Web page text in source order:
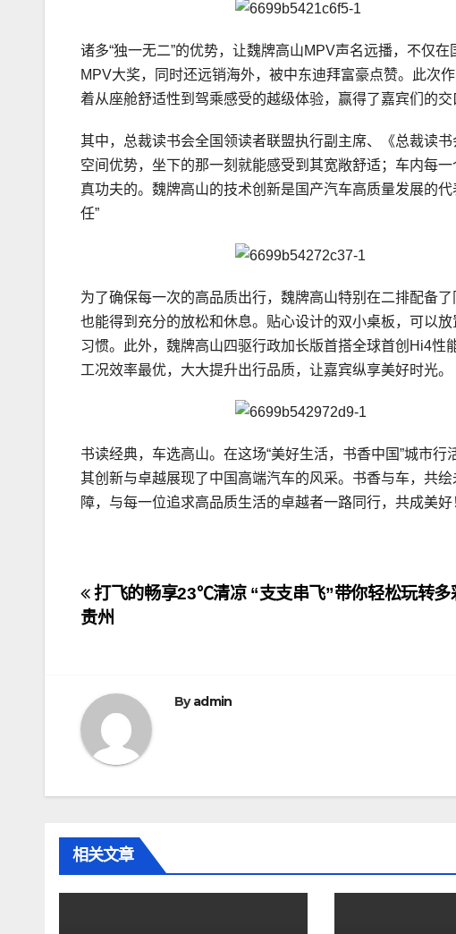
诸多“独一无二”的优势，让魏牌高山MPV声名远播，不仅
MPV大奖，同时还远销海外，被中东迪拜富豪点赞。此次
着从座舱舒适性到驾乘感受的越级体验，赢得了嘉宾们的交
其中，总裁读书会全国领读者联盟执行副主席、《总裁读
空间优势，坐下的那一刻就能感受到其宽敞舒适；车内每
真功夫的。魏牌高山的技术创新是国产汽车高质量发展的
任”
为了确保每一次的高品质出行，魏牌高山特别在二排配备
也能得到充分的放松和休息。贴心设计的双小桌板，可以
习惯。此外，魏牌高山四驱行政加长版首搭全球首创Hi4
工况效率最优，大大提升出行品质，让嘉宾纵享美好时光。
书读经典，车选高山。在这场“美好生活，书香中国”城市
其创新与卓越展现了中国高端汽车的风采。书香与车，共
障，与每一位追求高品质生活的卓越者一路同行，共成美好
文
章
航
打飞的畅享23℃清凉 “支支串飞”带你轻松玩转多
贵州
Byadmin
相关文章